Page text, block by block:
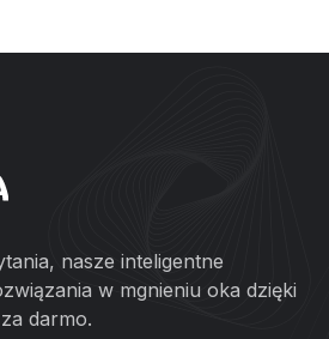
nasze inteligentne
w mgnieniu oka dzięki
darmo.